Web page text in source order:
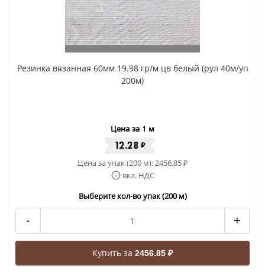
Резинка вязанная 60мм 19.98 гр/м цв белый (рул 40м/уп
200м)
Цена за 1 м
12.28 ₽
Цена за упак (200 м):2456.85₽
вкл. НДС
Выберите кол-во упак (200 м)
- +
Купить за 2456.85 ₽